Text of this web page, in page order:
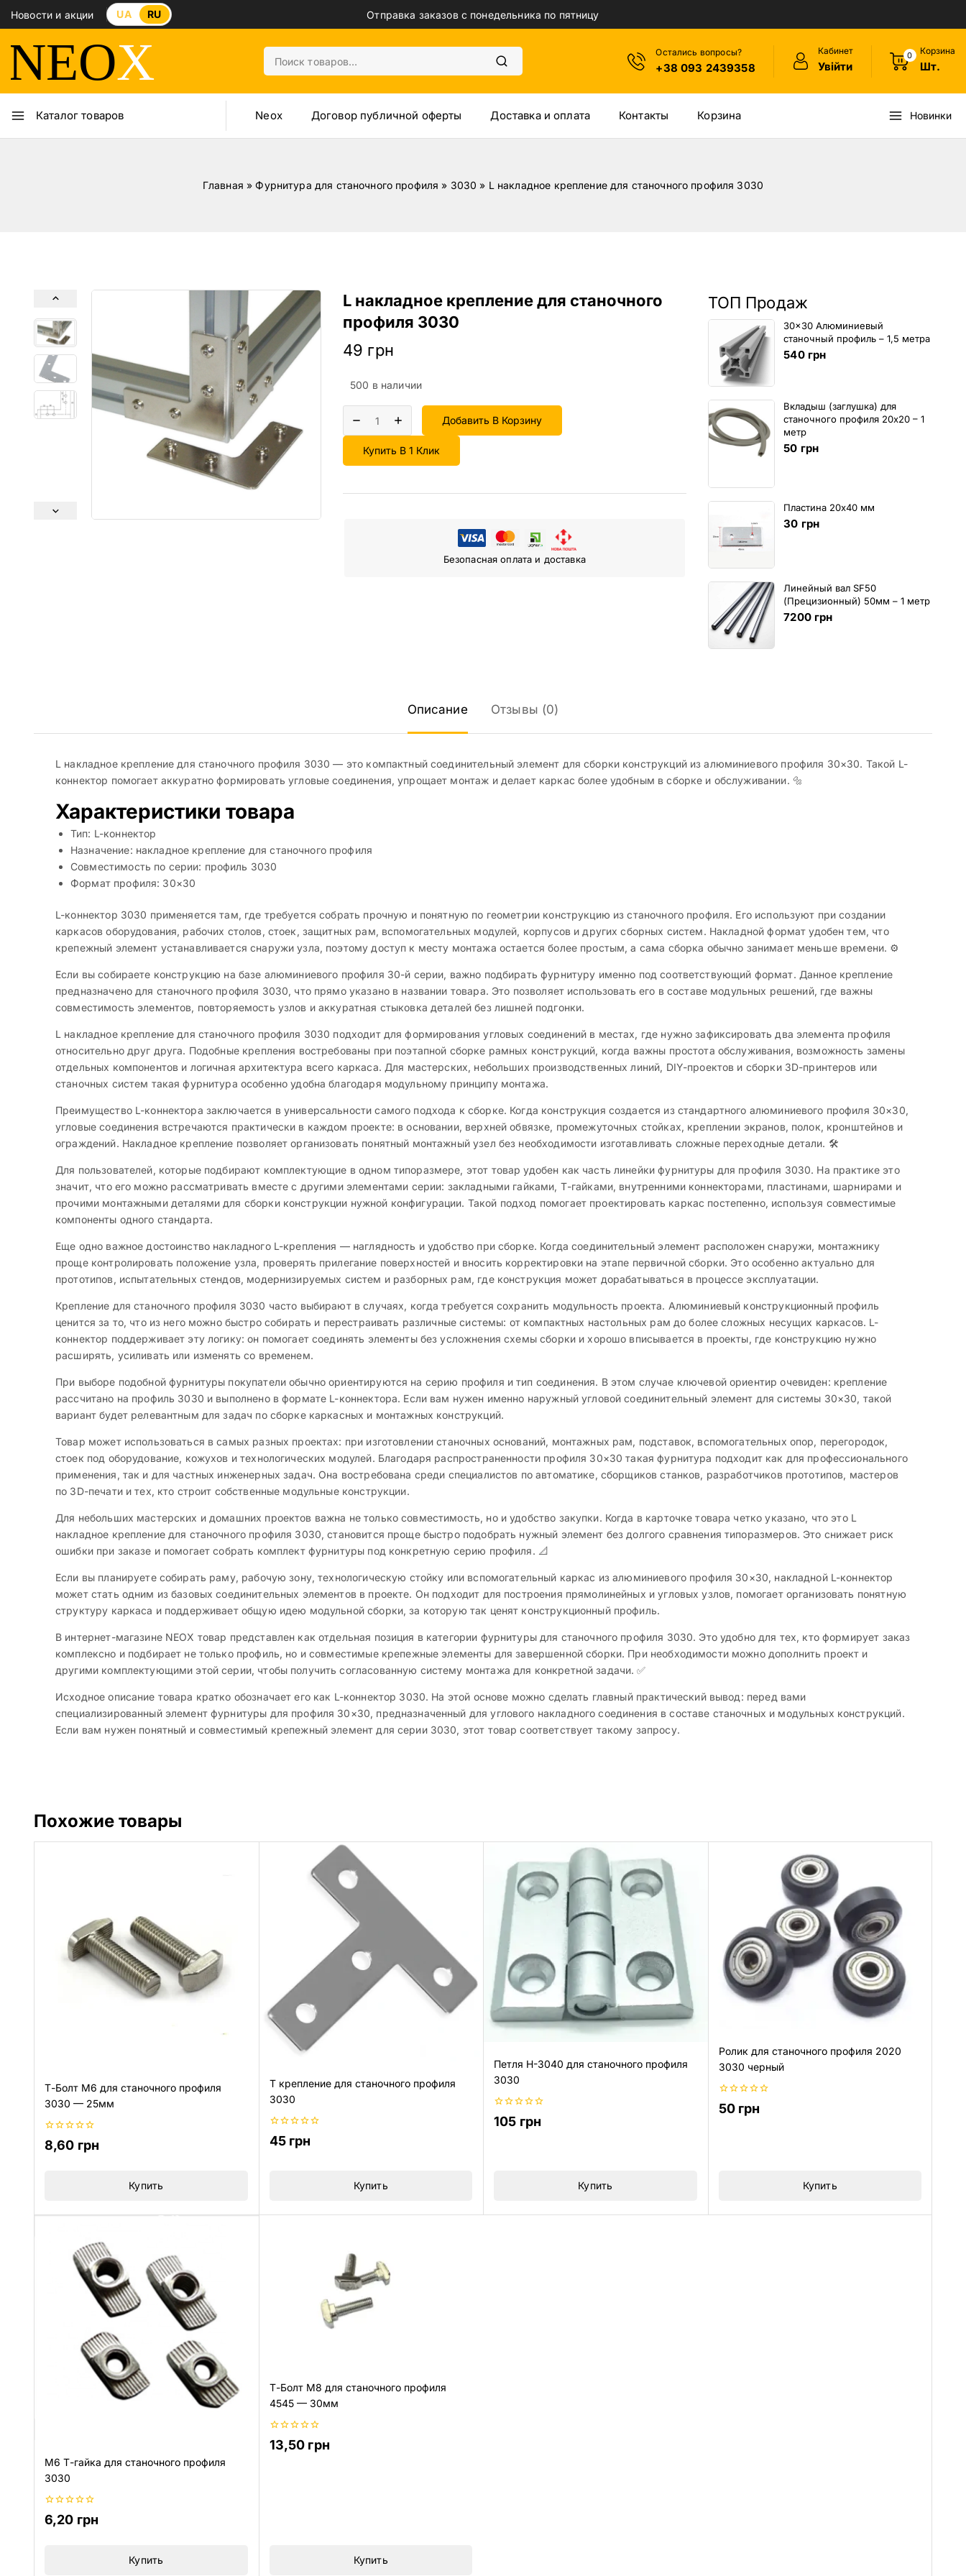
Новости и акции UA RU Отправка заказов с понедельника по пятницу
Остались вопросы?
+38 093 2439358
Кабинет
Увійти
0 Корзина
Шт.
Каталог товаров Neox Договор публичной оферты Доставка и оплата Контакты Корзина Новинки
Главная »Фурнитура для станочного профиля » 3030 » L накладное крепление для станочного профиля 3030
ТОП Продаж
30x30 Алюминиевый
станочный профиль – 1,5 метра
540 грн
Вкладыш (заглушка) для
станочного профиля 20х20 – 1
метр
50 грн
Пластина 20х40 мм
30 грн
Линейный вал SF50
(Прецизионный) 50мм – 1 метр
7200 грн
L накладное крепление для станочного
профиля 3030
49 грн
500 в наличии
Добавить В Корзину
Купить В 1 Клик
Безопасная оплата и доставка
Описание Отзывы (0)
L накладное крепление для станочного профиля 3030 — это компактный соединительный элемент для сборки конструкций из алюминиевого профиля 30×30. Такой L-
коннектор помогает аккуратно формировать угловые соединения, упрощает монтаж и делает каркас более удобным в сборке и обслуживании. 🔩
Характеристики товара
Тип: L-коннектор
Назначение: накладное крепление для станочного профиля
Совместимость по серии: профиль 3030
Формат профиля: 30×30
L-коннектор 3030 применяется там, где требуется собрать прочную и понятную по геометрии конструкцию из станочного профиля. Его используют при создании
каркасов оборудования, рабочих столов, стоек, защитных рам, вспомогательных модулей, корпусов и других сборных систем. Накладной формат удобен тем, что
крепежный элемент устанавливается снаружи узла, поэтому доступ к месту монтажа остается более простым, а сама сборка обычно занимает меньше времени. ⚙️
Если вы собираете конструкцию на базе алюминиевого профиля 30-й серии, важно подбирать фурнитуру именно под соответствующий формат. Данное крепление
предназначено для станочного профиля 3030, что прямо указано в названии товара. Это позволяет использовать его в составе модульных решений, где важны
совместимость элементов, повторяемость узлов и аккуратная стыковка деталей без лишней подгонки.
L накладное крепление для станочного профиля 3030 подходит для формирования угловых соединений в местах, где нужно зафиксировать два элемента профиля
относительно друг друга. Подобные крепления востребованы при поэтапной сборке рамных конструкций, когда важны простота обслуживания, возможность замены
отдельных компонентов и логичная архитектура всего каркаса. Для мастерских, небольших производственных линий, DIY-проектов и сборки 3D-принтеров или
станочных систем такая фурнитура особенно удобна благодаря модульному принципу монтажа.
Преимущество L-коннектора заключается в универсальности самого подхода к сборке. Когда конструкция создается из стандартного алюминиевого профиля 30×30,
угловые соединения встречаются практически в каждом проекте: в основании, верхней обвязке, промежуточных стойках, креплении экранов, полок, кронштейнов и
ограждений. Накладное крепление позволяет организовать понятный монтажный узел без необходимости изготавливать сложные переходные детали. 🛠️
Для пользователей, которые подбирают комплектующие в одном типоразмере, этот товар удобен как часть линейки фурнитуры для профиля 3030. На практике это
значит, что его можно рассматривать вместе с другими элементами серии: закладными гайками, Т-гайками, внутренними коннекторами, пластинами, шарнирами и
прочими монтажными деталями для сборки конструкции нужной конфигурации. Такой подход помогает проектировать каркас постепенно, используя совместимые
компоненты одного стандарта.
Еще одно важное достоинство накладного L-крепления — наглядность и удобство при сборке. Когда соединительный элемент расположен снаружи, монтажнику
проще контролировать положение узла, проверять прилегание поверхностей и вносить корректировки на этапе первичной сборки. Это особенно актуально для
прототипов, испытательных стендов, модернизируемых систем и разборных рам, где конструкция может дорабатываться в процессе эксплуатации.
Крепление для станочного профиля 3030 часто выбирают в случаях, когда требуется сохранить модульность проекта. Алюминиевый конструкционный профиль
ценится за то, что из него можно быстро собирать и перестраивать различные системы: от компактных настольных рам до более сложных несущих каркасов. L-
коннектор поддерживает эту логику: он помогает соединять элементы без усложнения схемы сборки и хорошо вписывается в проекты, где конструкцию нужно
расширять, усиливать или изменять со временем.
При выборе подобной фурнитуры покупатели обычно ориентируются на серию профиля и тип соединения. В этом случае ключевой ориентир очевиден: крепление
рассчитано на профиль 3030 и выполнено в формате L-коннектора. Если вам нужен именно наружный угловой соединительный элемент для системы 30×30, такой
вариант будет релевантным для задач по сборке каркасных и монтажных конструкций.
Товар может использоваться в самых разных проектах: при изготовлении станочных оснований, монтажных рам, подставок, вспомогательных опор, перегородок,
стоек под оборудование, кожухов и технологических модулей. Благодаря распространенности профиля 30×30 такая фурнитура подходит как для профессионального
применения, так и для частных инженерных задач. Она востребована среди специалистов по автоматике, сборщиков станков, разработчиков прототипов, мастеров
по 3D-печати и тех, кто строит собственные модульные конструкции.
Для небольших мастерских и домашних проектов важна не только совместимость, но и удобство закупки. Когда в карточке товара четко указано, что это L
накладное крепление для станочного профиля 3030, становится проще быстро подобрать нужный элемент без долгого сравнения типоразмеров. Это снижает риск
ошибки при заказе и помогает собрать комплект фурнитуры под конкретную серию профиля. 📐
Если вы планируете собирать раму, рабочую зону, технологическую стойку или вспомогательный каркас из алюминиевого профиля 30×30, накладной L-коннектор
может стать одним из базовых соединительных элементов в проекте. Он подходит для построения прямолинейных и угловых узлов, помогает организовать понятную
структуру каркаса и поддерживает общую идею модульной сборки, за которую так ценят конструкционный профиль.
В интернет-магазине NEOX товар представлен как отдельная позиция в категории фурнитуры для станочного профиля 3030. Это удобно для тех, кто формирует заказ
комплексно и подбирает не только профиль, но и совместимые крепежные элементы для завершенной сборки. При необходимости можно дополнить проект и
другими комплектующими этой серии, чтобы получить согласованную систему монтажа для конкретной задачи. ✅
Исходное описание товара кратко обозначает его как L-коннектор 3030. На этой основе можно сделать главный практический вывод: перед вами
специализированный элемент фурнитуры для профиля 30×30, предназначенный для углового накладного соединения в составе станочных и модульных конструкций.
Если вам нужен понятный и совместимый крепежный элемент для серии 3030, этот товар соответствует такому запросу.
Похожие товары
Т-Болт М6 для станочного профиля
3030 — 25мм
0
из
8,60 грн
Купить
Т крепление для станочного профиля
3030
0
из
45 грн
Купить
Петля H-3040 для станочного профиля
3030
0
из
105 грн
Купить
Ролик для станочного профиля 2020
3030 черный
0
из
50 грн
Купить
М6 Т-гайка для станочного профиля
3030
0
из
6,20 грн
Купить
Т-Болт М8 для станочного профиля
4545 — 30мм
0
из
13,50 грн
Купить